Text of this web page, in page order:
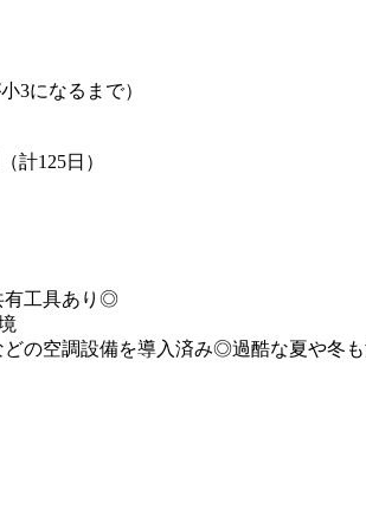
3になるまで）
計125日）
有工具あり◎
の空調設備を導入済み◎過酷な夏や冬